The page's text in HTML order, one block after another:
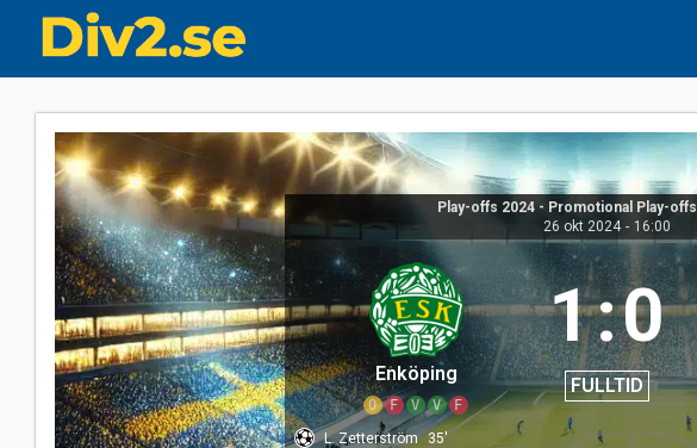
Play-offs 2024 - Promotional Play-offs
26 okt 2024 - 16:00
Enköping
O F V V F
1:0
FULLTID
L. Zetterström
35'